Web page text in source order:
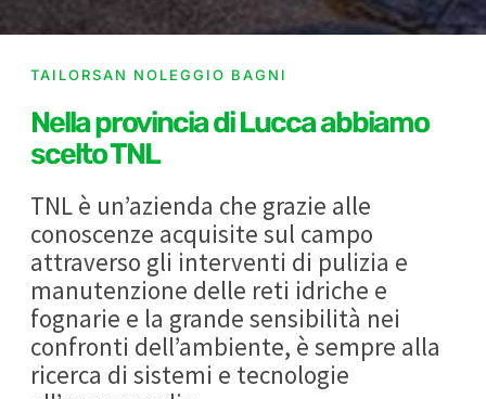
TAILORSAN NOLEGGIO BAGNI
Nella provincia di Lucca abbiamo
scelto TNL
TNL è un’azienda che grazie alle
conoscenze acquisite sul campo
attraverso gli interventi di pulizia e
manutenzione delle reti idriche e
fognarie e la grande sensibilità nei
confronti dell’ambiente, è sempre alla
ricerca di sistemi e tecnologie